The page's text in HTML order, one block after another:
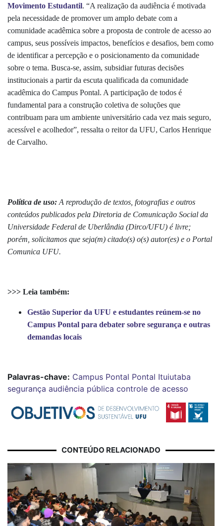
Movimento Estudantil. “A realização da audiência é motivada
pela necessidade de promover um amplo debate com a
comunidade acadêmica sobre a proposta de controle de acesso ao
campus, seus possíveis impactos, benefícios e desafios, bem como
de identificar a percepção e o posicionamento da comunidade
sobre o tema. Busca-se, assim, subsidiar futuras decisões
institucionais a partir da escuta qualificada da comunidade
acadêmica do Campus Pontal. A participação de todos é
fundamental para a construção coletiva de soluções que
contribuam para um ambiente universitário cada vez mais seguro,
acessível e acolhedor”, ressalta o reitor da UFU, Carlos Henrique
de Carvalho.
Política de uso: A reprodução de textos, fotografias e outros
conteúdos publicados pela Diretoria de Comunicação Social da
Universidade Federal de Uberlândia (Dirco/UFU) é livre;
porém, solicitamos que seja(m) citado(s) o(s) autor(es) e o Portal
Comunica UFU.
>>> Leia também:
Gestão Superior da UFU e estudantes reúnem-se no
Campus Pontal para debater sobre segurança e outras
demandas locais
Palavras-chave: Campus Pontal Pontal Ituiutaba
segurança audiência pública controle de acesso
CONTEÚDO RELACIONADO